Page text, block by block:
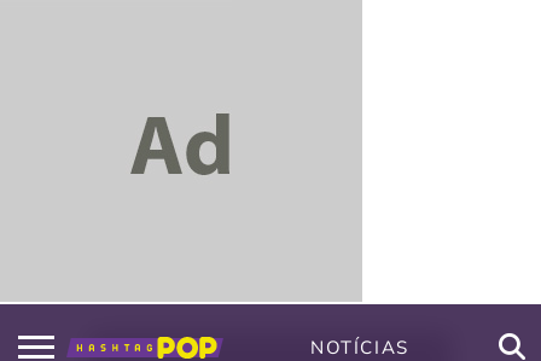
NOTÍCIAS